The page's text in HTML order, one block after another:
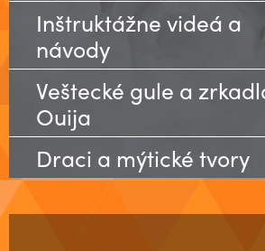
Inštruktážne videá a
návody
Veštecké gule a
Ouija
Draci a mýtické tvory